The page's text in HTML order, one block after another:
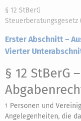
§ 12 StBerG
Steuerberatungsgesetz
Erster Abschnitt –
Vierter
§ 12 StBerG
1 Personen und
Angelegenheiten, die